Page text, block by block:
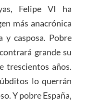
Felipe VI ha
más anacrónica
y casposa. Pobre
grande su
trescientos años.
lo querrán
Y pobre España,